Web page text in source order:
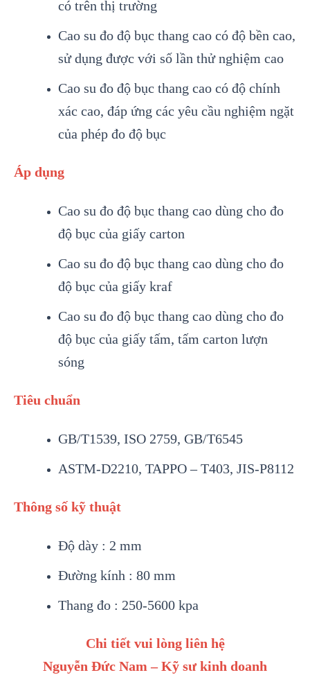
có trên thị trường
Cao su đo độ bục thang cao có độ bền cao,
sử dụng được với số lần thử nghiệm cao
Cao su đo độ bục thang cao có độ chính
xác cao, đáp ứng các yêu cầu nghiệm ngặt
của phép đo độ bục
Áp dụng
Cao su đo độ bục thang cao dùng cho đo
độ bục của giấy carton
Cao su đo độ bục thang cao dùng cho đo
độ bục của giấy kraf
Cao su đo độ bục thang cao dùng cho đo
độ bục của giấy tấm, tấm carton lượn
sóng
Tiêu chuẩn
GB/T1539, ISO 2759, GB/T6545
ASTM-D2210, TAPPO – T403, JIS-P8112
Thông số kỹ thuật
Độ dày : 2 mm
Đường kính : 80 mm
Thang đo : 250-5600 kpa
Chi tiết vui lòng liên hệ
Nguyễn Đức Nam – Kỹ sư kinh doanh